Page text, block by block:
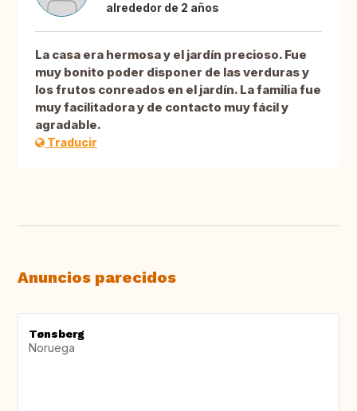
alrededor de 2 años
La casa era hermosa y el jardín precioso. Fue
muy bonito poder disponer de las verduras y
los frutos conreados en el jardín. La familia fue
muy facilitadora y de contacto muy fácil y
agradable.
Traducir
Anuncios parecidos
Tønsberg
Noruega